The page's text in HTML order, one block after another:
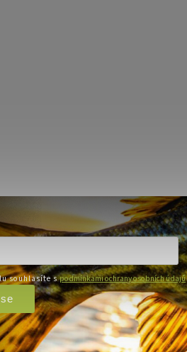
souhlasíte spodmínkami ochrany osobních údajů